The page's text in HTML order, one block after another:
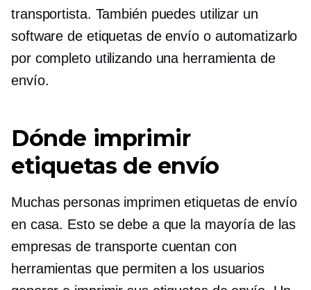
transportista. También puedes utilizar un
software de etiquetas de envío o automatizarlo
por completo utilizando una herramienta de
envío.
Dónde imprimir
etiquetas de envío
Muchas personas imprimen etiquetas de envío
en casa. Esto se debe a que la mayoría de las
empresas de transporte cuentan con
herramientas que permiten a los usuarios